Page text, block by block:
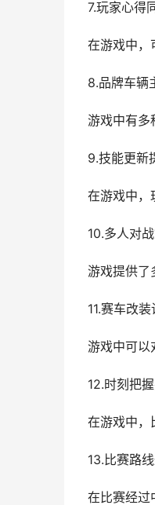
7.玩家心得
在游戏中，
8.品牌车辆
游戏中有多
9.技能更新
在游戏中，
10.多人对
游戏提供了
11.赛车改
游戏中可以
12.时刻把
在游戏中，
13.比赛路
在比赛经过